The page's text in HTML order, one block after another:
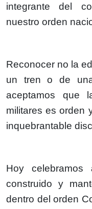
integrante del
nuestro orden
Reconocer no la
un tren o de
aceptamos que
militares es orden
inquebrantable
Hoy
construido y
dentro del orden